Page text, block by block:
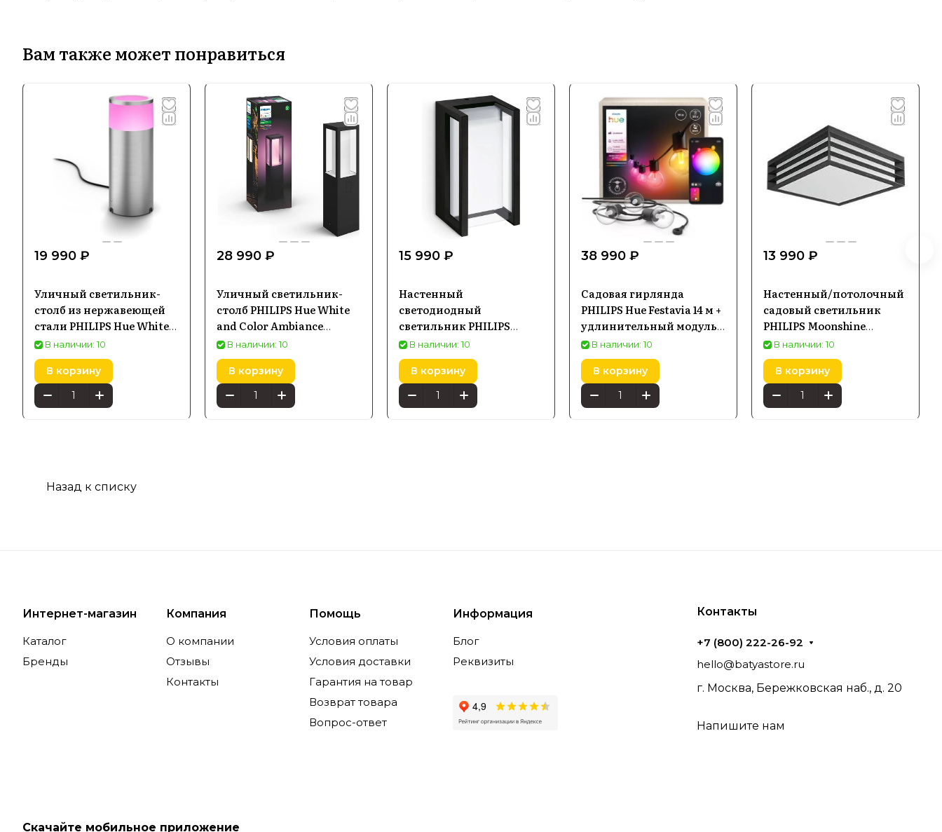
Вам также может понравиться
19 990 ₽
Уличный светильник-
столб из нержавеющей
стали PHILIPS Hue White
and Color Ambiance Calla
929003098601
В наличии: 10
В корзину
28 990 ₽
Уличный светильник-
столб PHILIPS Hue White
and Color Ambiance
Impress черный 1743130P7
В наличии: 10
В корзину
15 990 ₽
Настенный
светодиодный
светильник PHILIPS
Pyrona 2700K
8720169266711
В наличии: 10
В корзину
38 990 ₽
Садовая гирлянда
PHILIPS Hue Festavia 14 м +
удлинительный модуль
Bluetooth 929004581906
В наличии: 10
В корзину
13 990 ₽
Настенный/потолочный
садовый светильник
PHILIPS Moonshine
17350/93/Pn
В наличии: 10
В корзину
Назад к списку
Интернет-магазин
Каталог
Бренды
Компания
О компании
Отзывы
Контакты
Помощь
Условия оплаты
Условия доставки
Гарантия на товар
Возврат товара
Вопрос-ответ
Информация
Блог
Реквизиты
Контакты
+7 (800) 222-26-92
hello@batyastore.ru
г. Москва, Бережковская наб., д. 20
Напишите нам
Скачайте мобильное приложение